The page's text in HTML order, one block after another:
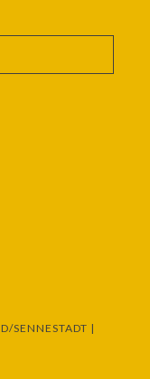
SENNESTADT |